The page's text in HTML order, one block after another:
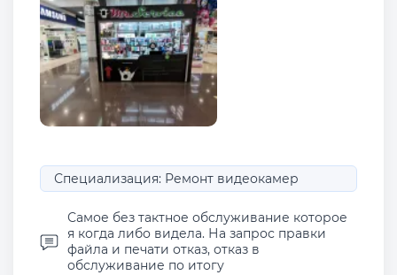
Специализация: Ремонт видеокамер
Самое без тактное обслуживание которое
я когда либо видела. На запрос правки
файла и печати отказ, отказ в
обслуживание по итогу